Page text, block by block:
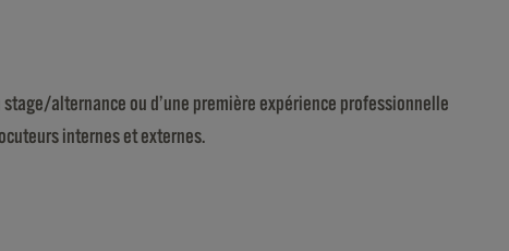
alternance ou d’une première expérience professionnelle
internes et externes.